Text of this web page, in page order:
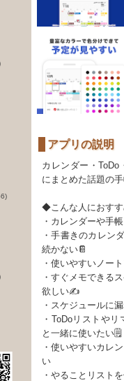
アプリの説明
カレンダー・ToDo
にまとめた話題の
◆こんな人におす
・カレンダーや手
・手書きのカレン
続かない📔
・使いやすいノー
・すぐメモできる
欲しい✍
・スケジュールに
・ToDoリストや
と一緒に使いたい🗒
・使いやすいカレ
い
・やることリスト